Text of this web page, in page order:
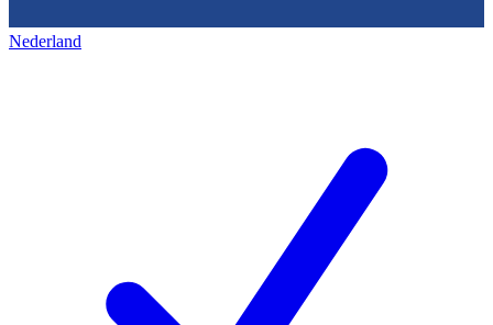
Nederland